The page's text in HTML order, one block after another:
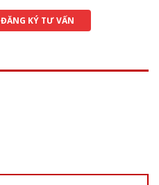
ĐĂNG KÝ TƯ VẤN